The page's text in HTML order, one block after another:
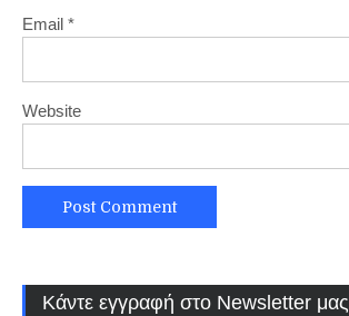
Email *
Website
Κάντε εγγραφή στο Newsletter μας